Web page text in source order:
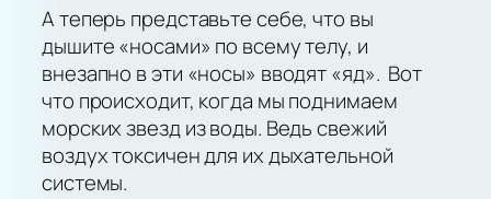
А теперь представьте себе, что вы
дышите «носами» по всему телу, и
внезапно в эти «носы» вводят «яд». Вот
что происходит, когда мы поднимаем
морских звезд из воды. Ведь свежий
воздух токсичен для их дыхательной
системы.